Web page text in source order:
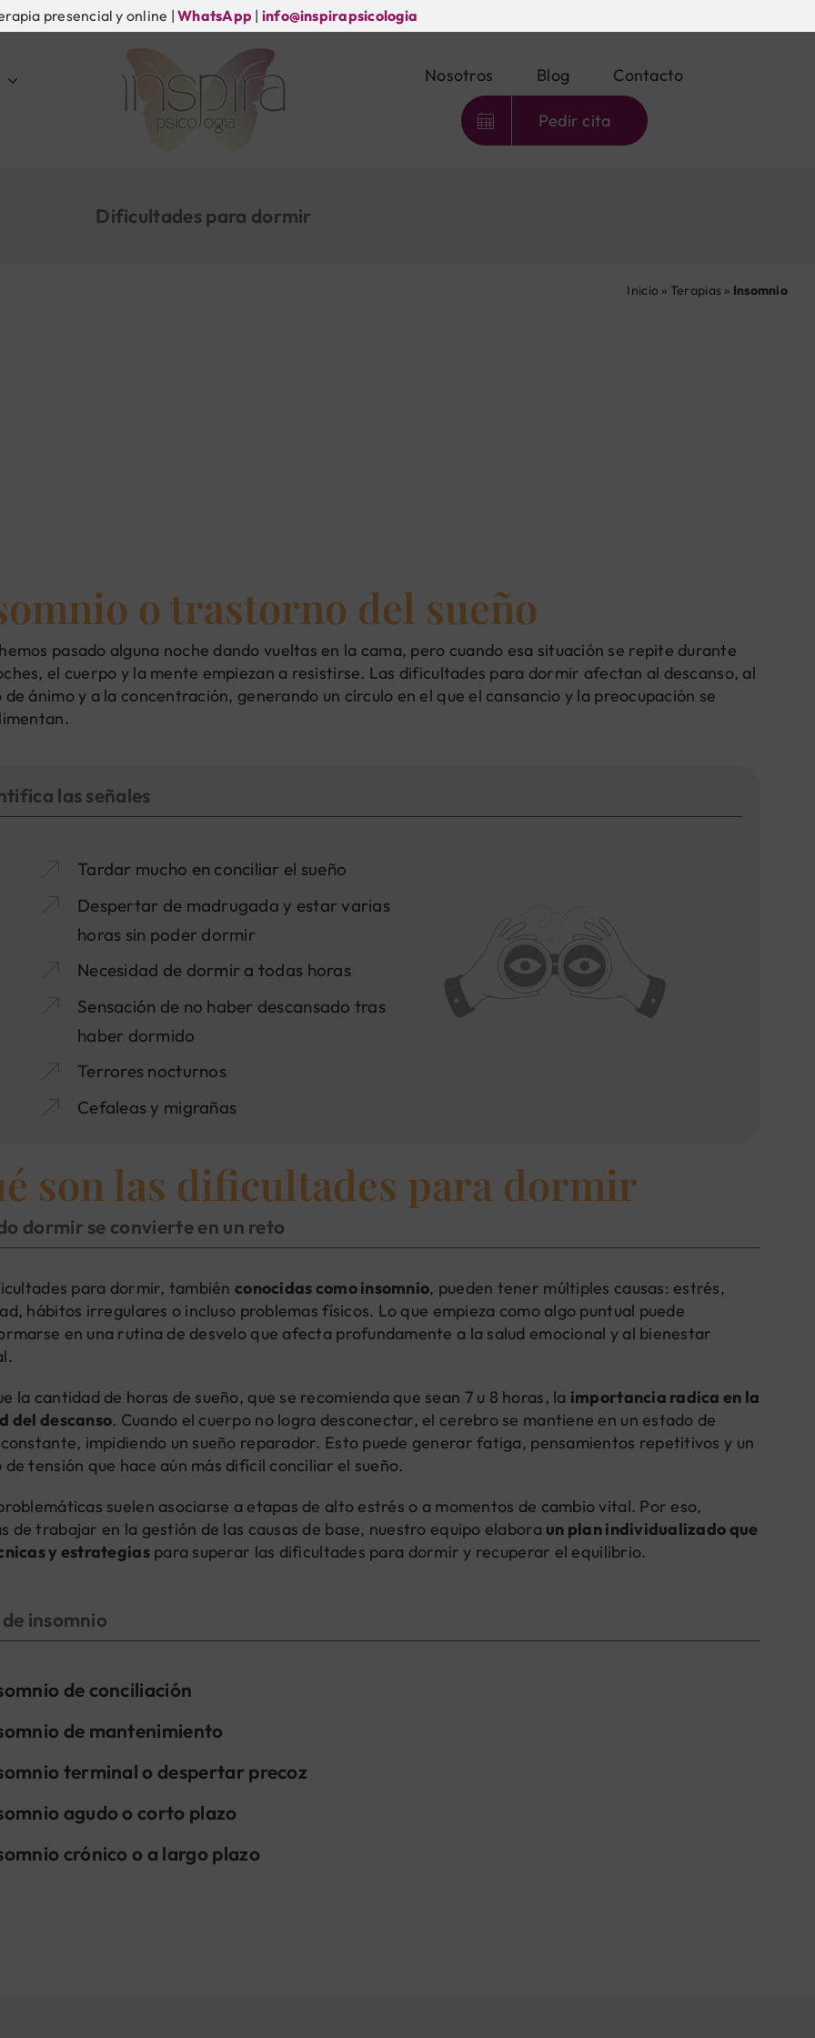
presencial y online |WhatsApp | info@inspirapsicologia
Nosotros Blog Contacto
Pedir cita
Dificultades para dormir
Inicio » Terapias » Insomnio
o trastorno del sueño
pasado alguna noche dando vueltas en la cama, pero cuando esa situación se repite durante
el cuerpo y la mente empiezan a resistirse. Las dificultades para dormir afectan al descanso, al
de ánimo y a la concentración, generando un círculo en el que el cansancio y la preocupación se
las señales
Tardar mucho en conciliar el sueño
Despertar de madrugada y estar varias
horas sin poder dormir
Necesidad de dormir a todas horas
Sensación de no haber descansado tras
haber dormido
Terrores nocturnos
Cefaleas y migrañas
son las dificultades para dormir
dormir se convierte en un reto
para dormir, tambiénconocidas como insomnio, pueden tener múltiples causas: estrés,
hábitos irregulares o incluso problemas físicos. Lo que empieza como algo puntual puede
en una rutina de desvelo que afecta profundamente a la salud emocional y al bienestar
la cantidad de horas de sueño, que se recomienda que sean 7 u 8 horas, la importancia radica en la
del descanso. Cuando el cuerpo no logra desconectar, el cerebro se mantiene en un estado de
impidiendo un sueño reparador. Esto puede generar fatiga, pensamientos repetitivos y un
de tensión que hace aún más difícil conciliar el sueño.
suelen asociarse a etapas de alto estrés o a momentos de cambio vital. Por eso,
de trabajar en la gestión de las causas de base, nuestro equipo elabora un plan individualizado que
y estrategiaspara superar las dificultades para dormir y recuperar el equilibrio.
insomnio
de conciliación
de mantenimiento
terminal o despertar precoz
agudo o corto plazo
crónico o a largo plazo